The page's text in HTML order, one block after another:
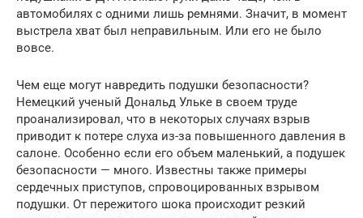
автомобилях с одними лишь ремнями. Значит, в момент
выстрела хват был неправильным. Или его не было
вовсе.
Чем еще могут навредить подушки безопасности?
Немецкий ученый Дональд Ульке в своем труде
проанализировал, что в некоторых случаях взрыв
приводит к потере слуха из-за повышенного давления в
салоне. Особенно если его объем маленький, а подушек
безопасности — много. Известны также примеры
сердечных приступов, спровоцированных взрывом
подушки. От пережитого шока происходит резкий